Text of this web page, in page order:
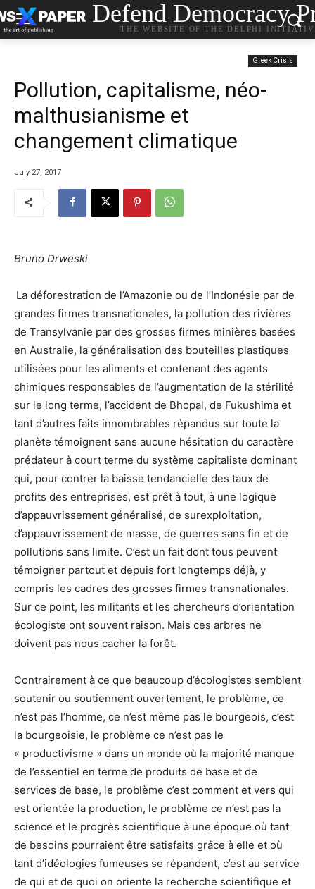
Defend Democracy
THE WEBSITE OF THE DELPHI
Greek Crisis
Pollution, capitalisme, néo-
malthusianisme et
changement climatique
July 27, 2017
Bruno Drweski
La déforestration de l’Amazonie ou de l’Indonésie par de
grandes firmes transnationales, la pollution des rivières
de Transylvanie par des grosses firmes minières basées
en Australie, la généralisation des bouteilles plastiques
utilisées pour les aliments et contenant des agents
chimiques responsables de l’augmentation de la stérilité
sur le long terme, l’accident de Bhopal, de Fukushima et
tant d’autres faits innombrables répandus sur toute la
planète témoignent sans aucune hésitation du caractère
prédateur à court terme du système capitaliste dominant
qui, pour contrer la baisse tendancielle des taux de
profits des entreprises, est prêt à tout, à une logique
d’appauvrissement généralisé, de surexploitation,
d’appauvrissement de masse, de guerres sans fin et de
pollutions sans limite. C’est un fait dont tous peuvent
témoigner partout et depuis fort longtemps déjà, y
compris les cadres des grosses firmes transnationales.
Sur ce point, les militants et les chercheurs d’orientation
écologiste ont souvent raison. Mais ces arbres ne
doivent pas nous cacher la forêt.
Contrairement à ce que beaucoup d’écologistes semblent
soutenir ou soutiennent ouvertement, le problème, ce
n’est pas l’homme, ce n’est même pas le bourgeois, c’est
la bourgeoisie, le problème ce n’est pas le
« productivisme » dans un monde où la majorité manque
de l’essentiel en terme de produits de base et de
services de base, le problème c’est comment et vers qui
est orientée la production, le problème ce n’est pas la
science et le progrès scientifique à une époque où tant
de besoins pourraient être satisfaits grâce à elle et où
tant d’idéologies fumeuses se répandent, c’est au service
de qui et de quoi on oriente la recherche scientifique et